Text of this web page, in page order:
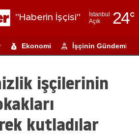
"Haberin İşçisi"
İstanbul
Açık
24°
Adıyaman
Ağrı
Ekonomi İşçinin Gündemi
işçilerinin
kutladılar